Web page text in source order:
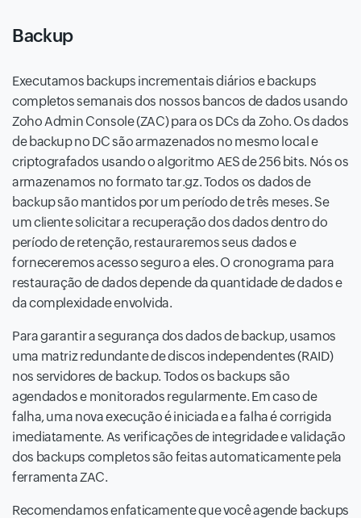
Backup
Executamos backups incrementais diários e backups
completos semanais dos nossos bancos de dados usando
Zoho Admin Console (ZAC) para os DCs da Zoho. Os dados
de backup no DC são armazenados no mesmo local e
criptografados usando o algoritmo AES de 256 bits. Nós os
armazenamos no formato tar.gz. Todos os dados de
backup são mantidos por um período de três meses. Se
um cliente solicitar a recuperação dos dados dentro do
período de retenção, restauraremos seus dados e
forneceremos acesso seguro a eles. O cronograma para
restauração de dados depende da quantidade de dados e
da complexidade envolvida.
Para garantir a segurança dos dados de backup, usamos
uma matriz redundante de discos independentes (RAID)
nos servidores de backup. Todos os backups são
agendados e monitorados regularmente. Em caso de
falha, uma nova execução é iniciada e a falha é corrigida
imediatamente. As verificações de integridade e validação
dos backups completos são feitas automaticamente pela
ferramenta ZAC.
Recomendamos enfaticamente que você agende backups